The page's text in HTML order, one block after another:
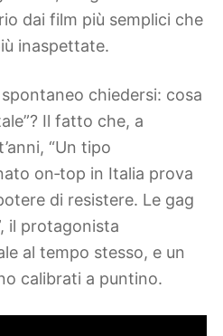
dai film più semplici che
inaspettate.
chiedersi: cosa
Il fatto che, a
“Un tipo
on‑top in Italia prova
di resistere. Le gag
il protagonista
al tempo stesso, e un
calibrati a puntino.